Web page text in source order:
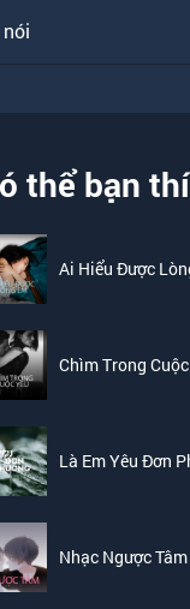
thể bạn
Ai Hiểu Được
Chìm Trong
Là Em Yêu Đơn
Nhạc Ngược Tâm